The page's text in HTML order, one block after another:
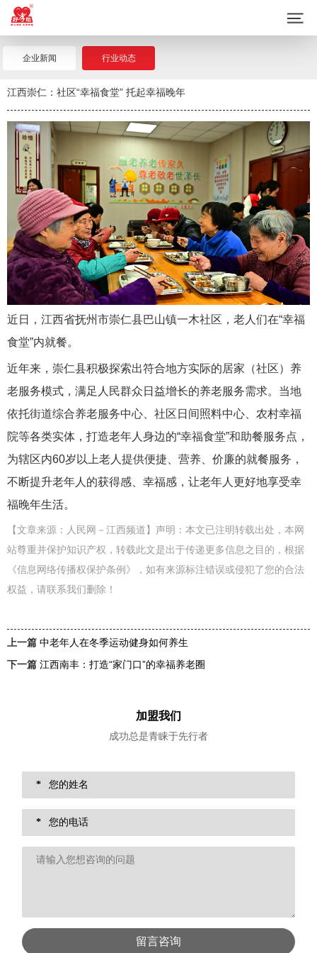
企业新闻 行业动态
江西崇仁：社区“幸福食堂” 托起幸福晚年
近日，江西省抚州市崇仁县巴山镇一木社区，老人们在“幸福
食堂”内就餐。
近年来，崇仁县积极探索出符合地方实际的居家（社区）养
老服务模式，满足人民群众日益增长的养老服务需求。当地
依托街道综合养老服务中心、社区日间照料中心、农村幸福
院等各类实体，打造老年人身边的“幸福食堂”和助餐服务点，
为辖区内60岁以上老人提供便捷、营养、价廉的就餐服务，
不断提升老年人的获得感、幸福感，让老年人更好地享受幸
福晚年生活。
【文章来源：人民网－江西频道】声明：本文已注明转载出处，本网
站尊重并保护知识产权，转载此文是出于传递更多信息之目的，根据
《信息网络传播权保护条例》，如有来源标注错误或侵犯了您的合法
权益，请联系我们删除！
上一篇 中老年人在冬季运动健身如何养生
下一篇 江西南丰：打造“家门口”的幸福养老圈
加盟我们
成功总是青睐于先行者
*
*